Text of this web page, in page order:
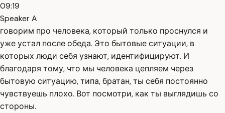
09:19
Speaker A
говорим про человека, который только проснулся и
уже устал после обеда. Это бытовые ситуации, в
которых люди себя узнают, идентифицируют. И
благодаря тому, что мы человека цепляем через
бытовую ситуацию, типа, братан, ты себя постоянно
чувствуешь плохо. Вот посмотри, как ты выглядишь со
стороны.